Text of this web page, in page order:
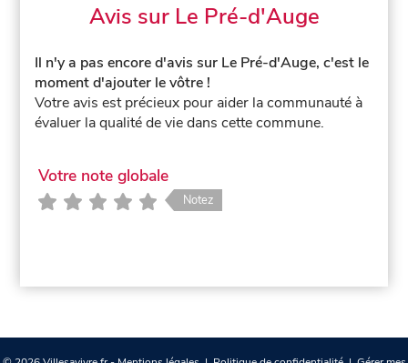
Avis sur Le Pré-d'Auge
Il n'y a pas encore d'avis sur Le Pré-d'Auge, c'est le
moment d'ajouter le vôtre !
Votre avis est précieux pour aider la communauté à
évaluer la qualité de vie dans cette commune.
Votre note globale
Notez